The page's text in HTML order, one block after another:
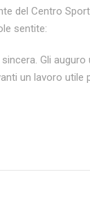
del Centro
sentite:
Gli
un lavoro utile